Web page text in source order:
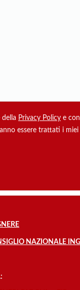
della Privacy Policy e
essere trattati i miei
NAZIONALE